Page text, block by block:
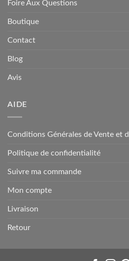
Foire Aux Questions
Boutique
Contact
Blog
Avis
AIDE
Conditions Générales de Vente et
Politique de confidentialité
Suivre ma commande
Mon compte
Livraison
Retour